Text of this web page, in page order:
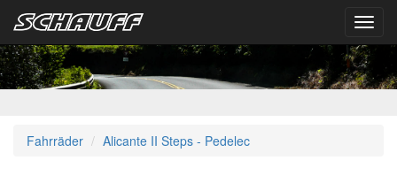
Fahrräder Alicante II Steps - Pedelec